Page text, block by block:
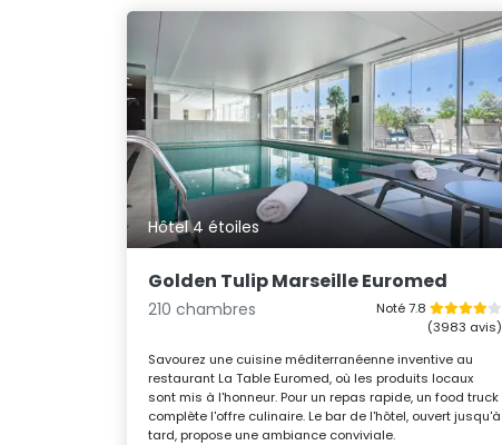
Hôtel 4 étoiles
Golden Tulip Marseille Euromed
210 chambres
Noté 7.8
(3983 avis)
Savourez une cuisine méditerranéenne inventive au
restaurant La Table Euromed, où les produits locaux
sont mis à l'honneur. Pour un repas rapide, un food truck
complète l'offre culinaire. Le bar de l'hôtel, ouvert jusqu'à
tard, propose une ambiance conviviale.